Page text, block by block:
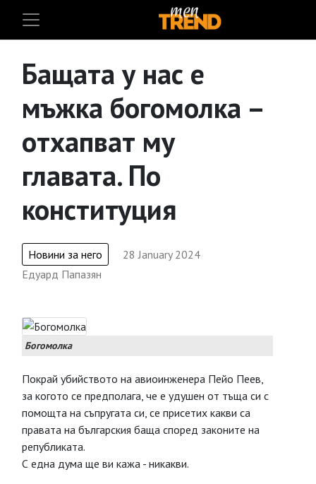
Бащата у нас е
мъжка богомолка –
отхапват му
главата. По
конституция
Новини за него
28 January 2024
Едуард Папазян
Богомолка
Покрай убийството на авиоинженера Пейо Пеев,
за когото се предполага, че е удушен от тъща си с
помощта на съпругата си, се присетих какви са
правата на българския баща според законите на
републиката.
С една дума ще ви кажа - никакви.